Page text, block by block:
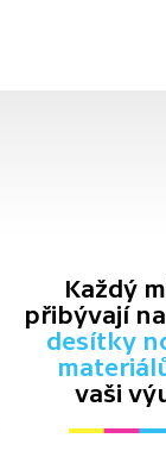
Každý
přibývají na
desítky
vaši